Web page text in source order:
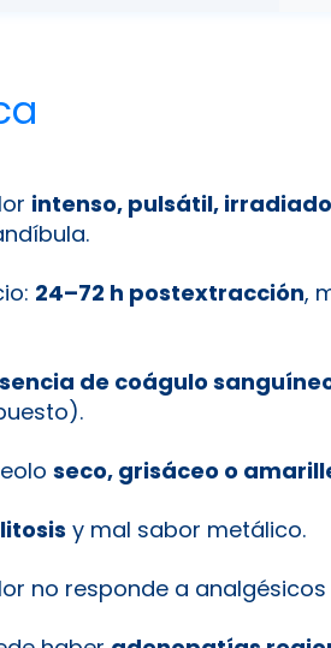
intenso, pulsátil, irradiado
24–72 h postextracción,
de coágulo
seco, grisáceo o
y mal sabor metálico.
no responde a